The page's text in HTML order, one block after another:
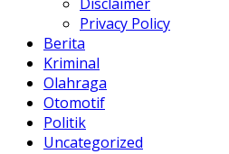
Privacy Policy
Berita
Kriminal
Olahraga
Otomotif
Politik
Uncategorized